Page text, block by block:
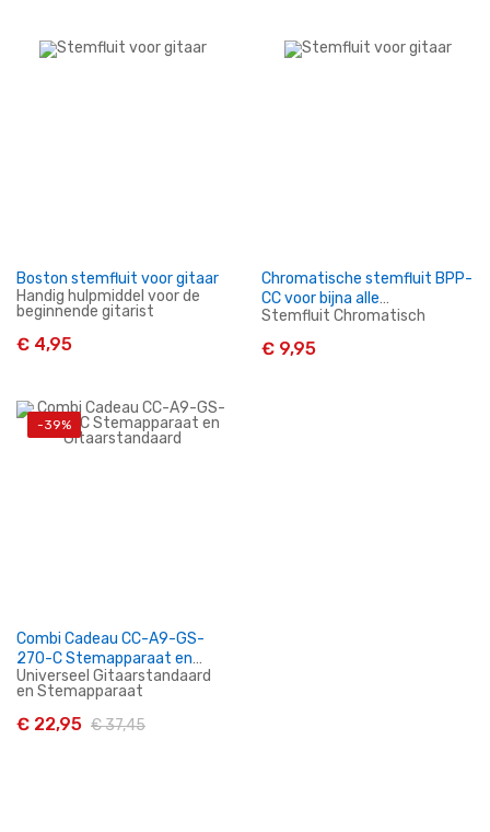
In Winkelwagen
Boston stemfluit voor gitaar
Handig hulpmiddel voor de
beginnende gitarist
€ 4,95
Chromatische stemfluit BPP-
CC voor bijna alle
instrumenten geschikt.
Stemfluit Chromatisch
€ 9,95
-39%
Combi Cadeau CC-A9-GS-
270-C Stemapparaat en
Gitaarstandaard
Universeel Gitaarstandaard
en Stemapparaat
€ 22,95 € 37,45